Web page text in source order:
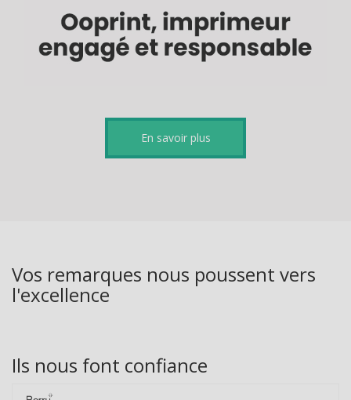
En savoir plus
Vos remarques nous poussent vers
l'excellence
Ils nous font confiance